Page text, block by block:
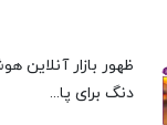
ظهور بازار
دنگ برای پا...